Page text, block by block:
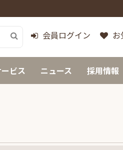
会員ログイン お
ビス ニュース 採用情報